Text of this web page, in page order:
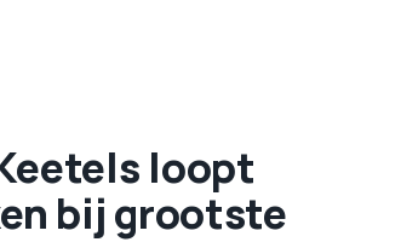
loopt
bij grootste